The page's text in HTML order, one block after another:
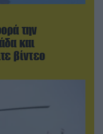
την
και
βίντεο